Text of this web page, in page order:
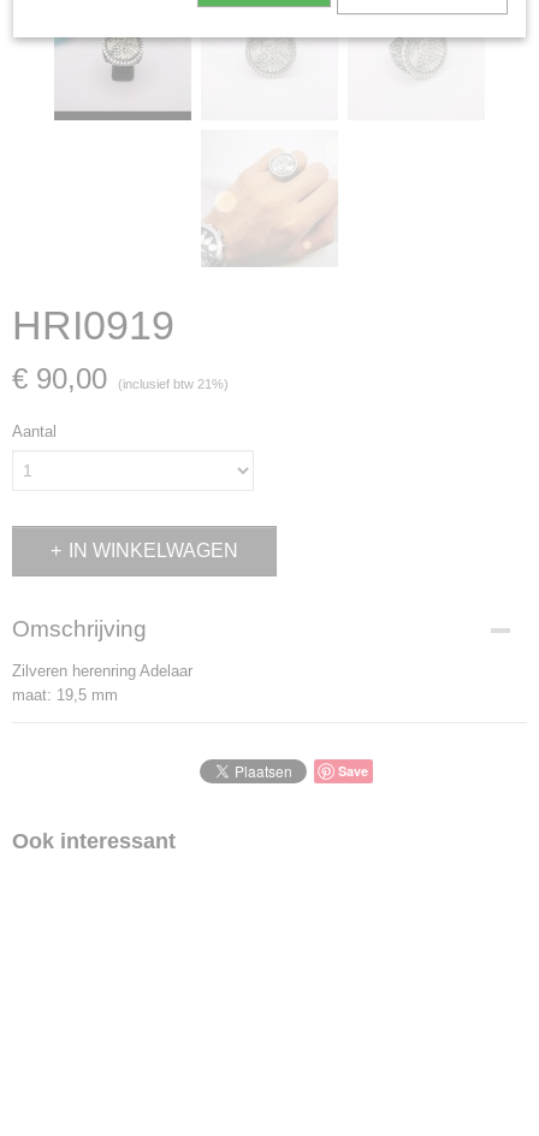
HRI0919
€ 90,00 (inclusief btw 21%)
Aantal
IN WINKELWAGEN
Omschrijving
Zilveren herenring Adelaar
maat: 19,5 mm
Save
Ook interessant